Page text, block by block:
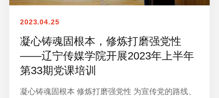
2023.04.25
凝心铸魂固根本，修炼打磨强党性
——辽宁传媒学院开展2023年上半年
第33期党课培训
凝心铸魂固根本 修炼打磨强党性 为宣传党的路线、